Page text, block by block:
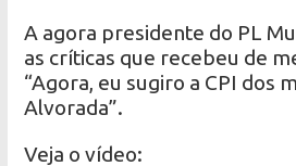
A agora presidente do PL
as críticas que recebeu de
“Agora, eu sugiro a CPI dos
Alvorada”.
Veja o vídeo: